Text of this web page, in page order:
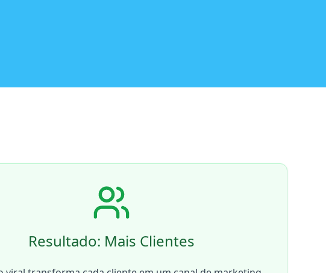
Resultado: Mais Clientes